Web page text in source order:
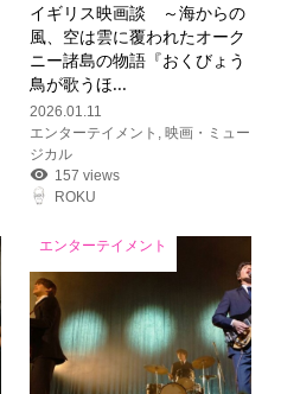
イギリス映画談 ～海からの
風、空は雲に覆われたオーク
ニー諸島の物語『おくびょう
鳥が歌うほ...
2026.01.11
エンターテイメント , 映画・ミュー
ジカル
157 views
ROKU
エンターテイメント